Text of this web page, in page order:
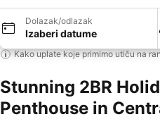
Dolazak/odlazak
Izaberi datume
Kako uplate koje primimo utiču na
Stunning 2BR
Penthouse in